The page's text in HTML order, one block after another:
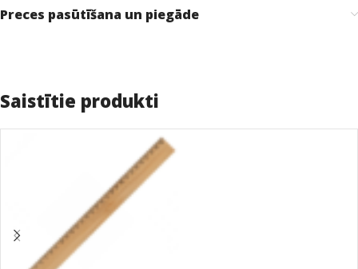
Preces pasūtīšana un piegāde
Saistītie produkti